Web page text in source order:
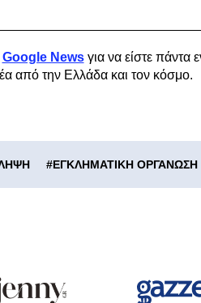
Google Newsγια να είστε πάντα
από την Ελλάδα και τον κόσμο.
#ΕΓΚΛΗΜΑΤΙΚΗ ΟΡΓΑΝΩΣΗ